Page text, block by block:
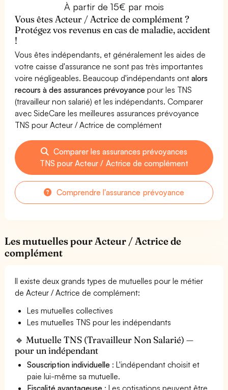
À partir de 15€ par mois
Vous êtes Acteur / Actrice de complément ?
Protégez vos revenus en cas de maladie, accident
!
Vous êtes indépendants, et généralement les aides de
votre caisse d'assurance ne sont pas très importantes
voire négligeables. Beaucoup d'indépendants ontalors
recours à des assurances prévoyance pour les TNS
(travailleur non salarié) et les indépendants. Comparer
avec SideCare les meilleures assurances prévoyance
TNS pour Acteur / Actrice de complément
Comparer les assurances prévoyances
TNS pour Acteur / Actrice de complément
Comprendre l'assurance prévoyance
Les mutuelles pour Acteur / Actrice de
complément
Il existe deux grands types de mutuelles pour le métier
de Acteur / Actrice de complément:
Les mutuelles collectives
Les mutuelles TNS pour les indépendants
🔹 Mutuelle TNS (Travailleur Non Salarié) —
pour un indépendant
Souscription individuelle : L'indépendant choisit et
paie lui-même sa mutuelle.
Fiscalité avantageuse : Les cotisations peuvent être